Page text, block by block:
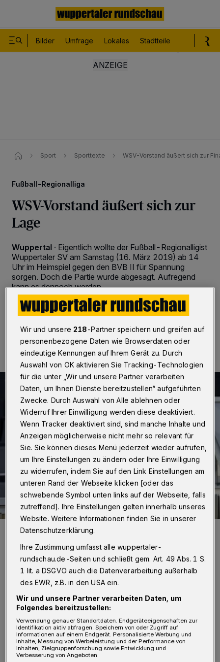
Bilder Umfrage Lokales Stadtteile
Sport Sporttexte WSV-Vorstand äußert sich zur
Fußball-Regionalliga
WSV-Vorstand äußert sich zur
Lage
Wuppertal · Eigentlich wollte der Fußball-Regionalligist
Wuppertaler SV am Samstag (16. März 2019) ab 14
Uhr im Heimspiel gegen den BVB II für Spannung
sorgen. Doch die Partie wurde abgesagt. Aufregend
kann es dennoch werden.
15.03.2019 , 21:04 Uhr 2 Minuten Lesezeit
WSV-Finanzvorstand Melanie Drees drückte auf dem Tivoli die
Foto: Jochen Classen
Von Jörn Koldehoff
F ür 14 Uhr hat der Vorstand zu einer
Pressekonferenz eingeladen (wir
Wir und unsere 218-Partner speichern und greifen auf
personenbezogene Daten wie Browserdaten oder
eindeutige Kennungen auf Ihrem Gerät zu. Durch
Auswahl von OK aktivieren Sie Tracking-Technologien
für die unter „Wir und unsere Partner verarbeiten
Daten, um Ihnen Dienste bereitzustellen“ aufgeführten
Zwecke. Durch Auswahl von Alle ablehnen oder
Widerruf Ihrer Einwilligung werden diese deaktiviert.
Wenn Tracker deaktiviert sind, sind manche Inhalte und
Anzeigen möglicherweise nicht mehr so relevant für
Sie. Sie können dieses Menü jederzeit wieder aufrufen,
um Ihre Einstellungen zu ändern oder Ihre Einwilligung
zu widerrufen, indem Sie auf den Link Einstellungen am
unteren Rand der Webseite klicken [oder das
schwebende Symbol unten links auf der Webseite, falls
zutreffend]. Ihre Einstellungen gelten innerhalb unseres
Website. Weitere Informationen finden Sie in unserer
Datenschutzerklärung.
Ihre Zustimmung umfasst alle wuppertaler-
rundschau.de-Seiten und schließt gem. Art. 49 Abs. 1 S.
1 lit. a DSGVO auch die Datenverarbeitung außerhalb
des EWR, z.B. in den USA ein.
Wir und unsere Partner verarbeiten Daten, um
Folgendes bereitzustellen:
Verwendung genauer Standortdaten. Endgeräteeigenschaften zur
Identifikation aktiv abfragen. Speichern von oder Zugriff auf
Informationen auf einem Endgerät. Personalisierte Werbung und
Inhalte, Messung von Werbeleistung und der Performance von
Inhalten, Zielgruppenforschung sowie Entwicklung und
Verbesserung von Angeboten.